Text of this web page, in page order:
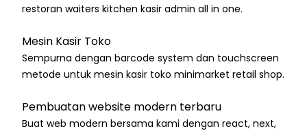
restoran waiters kitchen kasir admin all in one.
Mesin Kasir Toko
Sempurna dengan barcode system dan touchscreen
metode untuk mesin kasir toko minimarket retail shop.
Pembuatan website modern terbaru
Buat web modern bersama kami dengan react, next,